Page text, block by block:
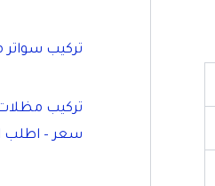
تركيب
تركيب
سعر – اطلب